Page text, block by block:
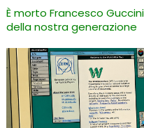
È morto Francesco
della nostra generazione